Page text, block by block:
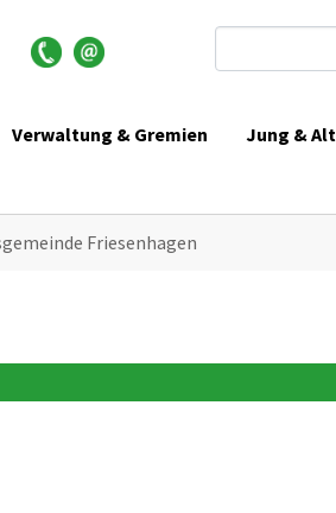
Verwaltung & Gremien Jung & Alt
Friesenhagen